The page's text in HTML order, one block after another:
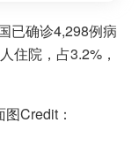
已确诊4,298例病
住院，占3.2%，
图Credit：